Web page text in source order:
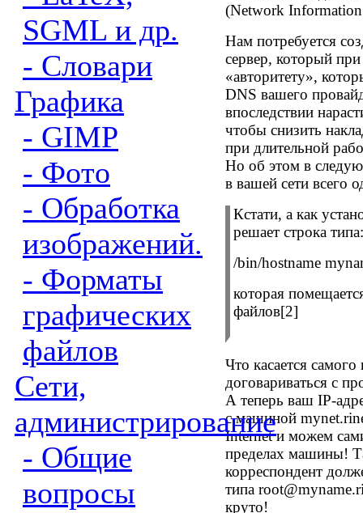
SGML и др.
- Словари
Графика
- GIMP
- Фото
- Обработка
изображений.
- Форматы
графических
файлов
Сети,
администрирование
- Общие
вопросы
(Network
Нам потребуется
сервер, который
«авторитету»,
DNS вашего
впоследствии
чтобы снизить
при длительной
Но об этом в
в вашей сети всего
Кстати, а как
решает строка типа:
/bin/hostname
которая
файлов[2]
Что касается
договариваться с
А теперь ваш IP-
с машиной
Internetи можем
пределах машины!
корреспондент
типа
круто!